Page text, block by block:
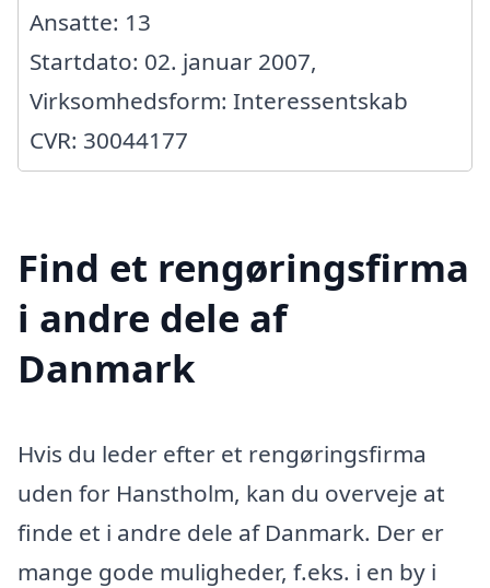
Ansatte: 13
Startdato: 02. januar 2007,
Virksomhedsform: Interessentskab
CVR: 30044177
Find et rengøringsfirma
i andre dele af
Danmark
Hvis du leder efter et rengøringsfirma
uden for Hanstholm, kan du overveje at
finde et i andre dele af Danmark. Der er
mange gode muligheder, f.eks. i en by i